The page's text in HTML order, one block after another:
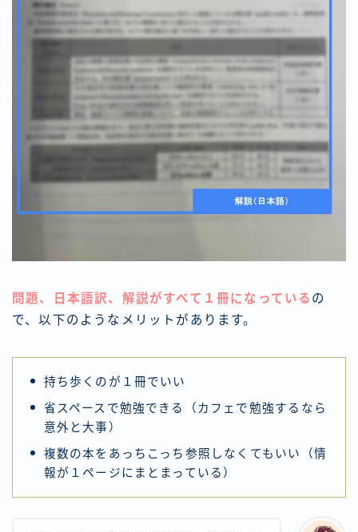
問題、日本語訳、解説がすべて１冊になっている の
で、以下のようなメリットがあります。
持ち歩くのが１冊でいい
省スペースで勉強できる（カフェで勉強するなら
意外と大事）
複数の本をあっちこっち参照しなくてもいい（情
報が１ページにまとまっている）